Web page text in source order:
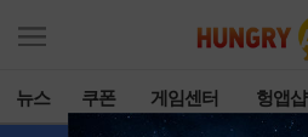
뉴스 쿠폰 게임센터 헝앱샵